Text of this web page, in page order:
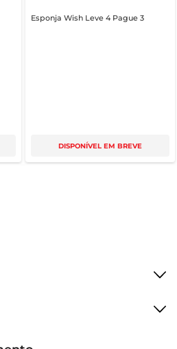
Esponja Wish Leve 4 Pague 3
DISPONÍVEL EM BREVE